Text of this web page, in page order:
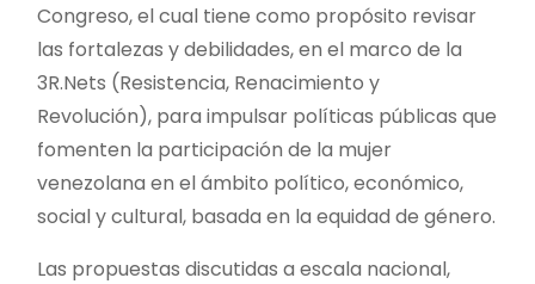
Congreso, el cual tiene como propósito revisar
las fortalezas y debilidades, en el marco de la
3R.Nets (Resistencia, Renacimiento y
Revolución), para impulsar políticas públicas que
fomenten la participación de la mujer
venezolana en el ámbito político, económico,
social y cultural, basada en la equidad de género.
Las propuestas discutidas a escala nacional,